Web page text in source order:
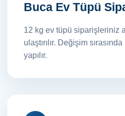
Buca Ev Tüpü
12 kg ev tüpü siparişleriniz
ulaştırılır. Değişim
yapılır.